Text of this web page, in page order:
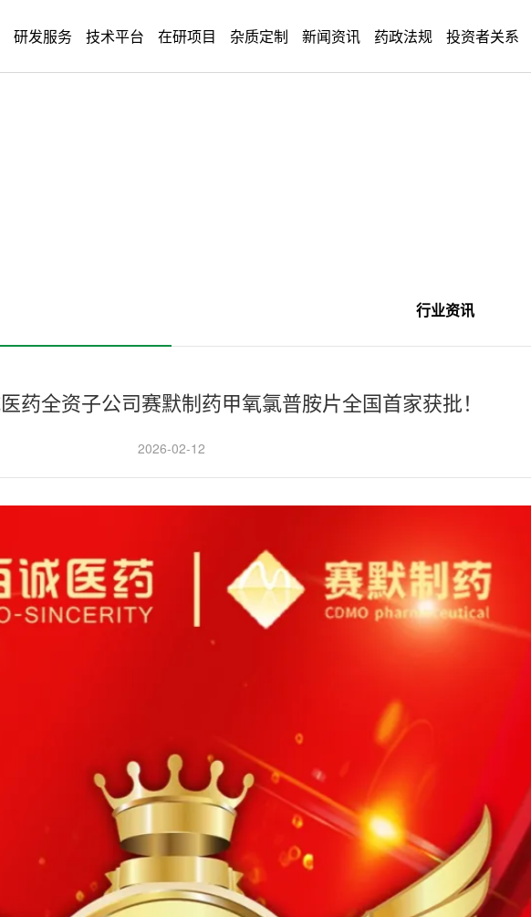
研发服务 技术平台 在研项目 杂质定制 新闻资讯 药政法规 投资者关系
行业资讯
药全资子公司赛默制药甲氧氯普胺片全国首家获批！
2026-02-12